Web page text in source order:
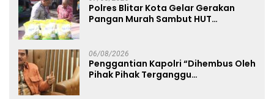
Polres Blitar Kota Gelar Gerakan
Pangan Murah Sambut HUT
06/08/2026
Penggantian Kapolri “Dihembus Oleh
Pihak Pihak Terganggu